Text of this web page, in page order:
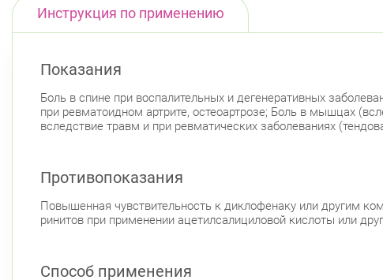
Инструкция по применению
Показания
Боль в спине при воспалительных и дегенеративных
при ревматоидном артрите, остеоартрозе; Боль в мышцах
вследствие травм и при ревматических заболеваниях
Противопоказания
Повышенная чувствительность к диклофенаку или другим
ринитов при применении ацетилсалициловой кислоты или
Способ применения